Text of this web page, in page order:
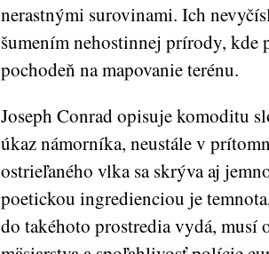
nerastnými surovinami. Ich
šumením nehostinnej prírody, kde
pochodeň na mapovanie terénu.
Joseph Conrad opisuje komoditu
úkaz námorníka, neustále v
ostrieľaného vlka sa skrýva aj
poetickou ingredienciou je
do takéhoto prostredia vydá, musí